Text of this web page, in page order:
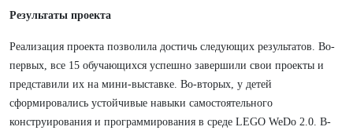
Результаты проекта
Реализация проекта позволила достичь следующих результатов. Во-
первых, все 15 обучающихся успешно завершили свои проекты и
представили их на мини-выставке. Во-вторых, у детей
сформировались устойчивые навыки самостоятельного
конструирования и программирования в среде LEGO WeDo 2.0. В-